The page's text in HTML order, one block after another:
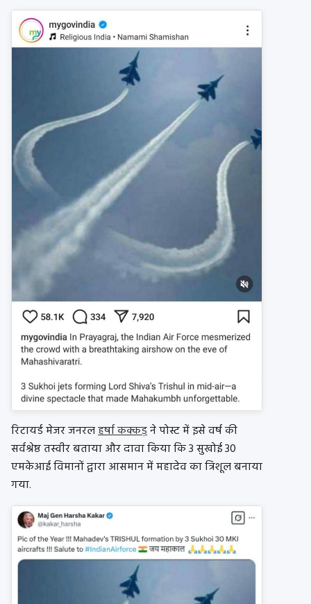
रिटायर्ड मेजर जनरलहर्षा कक्कड़ने पोस्ट में इसे वर्ष की
सर्वश्रेष्ठ तस्वीर बताया और दावा किया कि 3 सुखोई 30
एमकेआई विमानों द्वारा आसमान में महादेव का त्रिशूल बनाया
गया.